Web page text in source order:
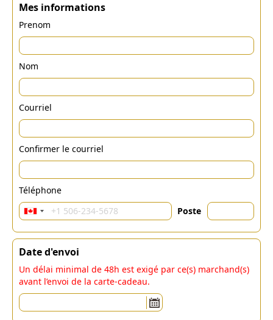
Mes informations
Prenom
Nom
Courriel
Confirmer le courriel
Téléphone
Poste
Date d'envoi
Un délai minimal de 48h est exigé par ce(s) marchand(s)
avant l’envoi de la carte-cadeau.